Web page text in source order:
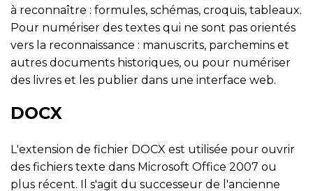
à reconnaître : formules, schémas, croquis, tableaux.
Pour numériser des textes qui ne sont pas orientés
vers la reconnaissance : manuscrits, parchemins et
autres documents historiques, ou pour numériser
des livres et les publier dans une interface web.
DOCX
L'extension de fichier DOCX est utilisée pour ouvrir
des fichiers texte dans Microsoft Office 2007 ou
plus récent. Il s'agit du successeur de l'ancienne